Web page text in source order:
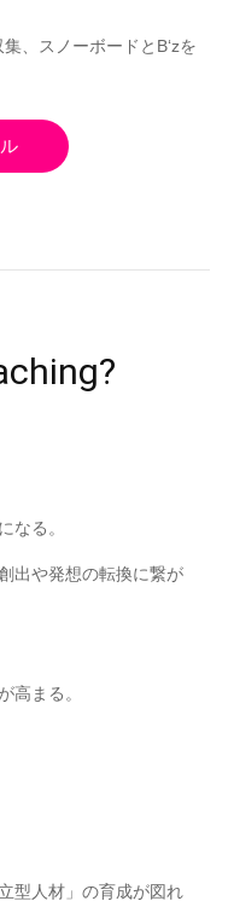
、スノーボードとB‘zを
なる。
出や発想の転換に繋が
高まる。
型人材」の育成が図れ